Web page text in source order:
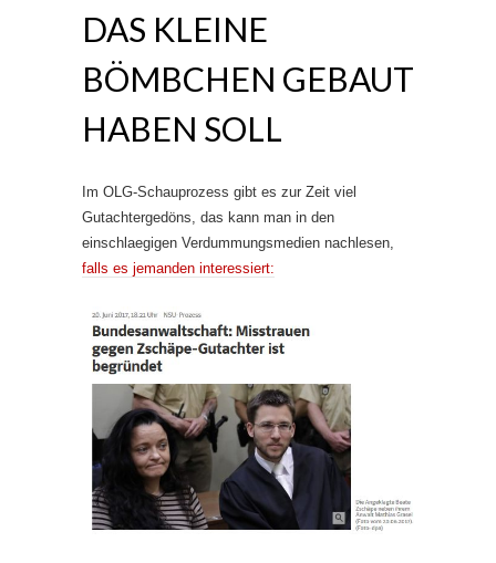
DAS KLEINE
BÖMBCHEN GEBAUT
HABEN SOLL
Im OLG-Schauprozess gibt es zur Zeit viel
Gutachtergedöns, das kann man in den
einschlaegigen Verdummungsmedien nachlesen,
falls es jemanden interessiert: